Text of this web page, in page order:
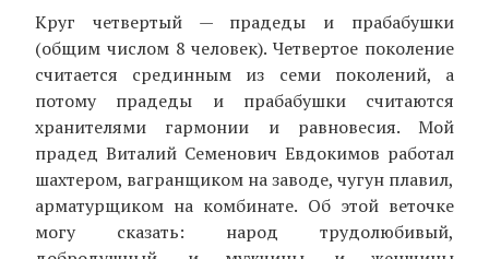
Круг четвертый — прадеды и прабабушки
(общим числом 8 человек). Четвертое поколение
считается срединным из семи поколений, а
потому прадеды и прабабушки считаются
хранителями гармонии и равновесия. Мой
прадед Виталий Семенович Евдокимов работал
шахтером, вагранщиком на заводе, чугун плавил,
арматурщиком на комбинате. Об этой веточке
могу сказать: народ трудолюбивый,